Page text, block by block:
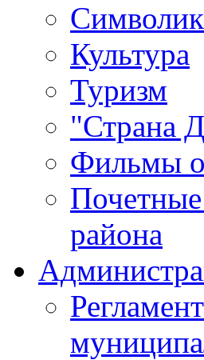
Культура
Туризм
"Страна
Фильмы
района